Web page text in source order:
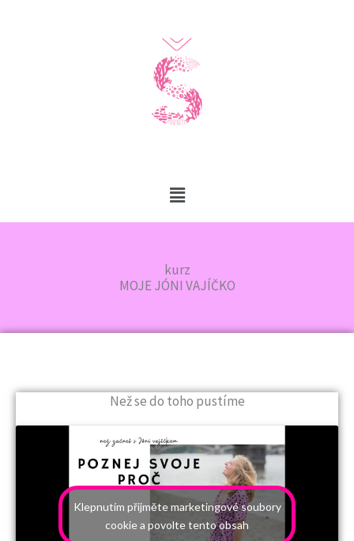
Main
kurz
MOJE JÓNI VAJÍČKO
Než se do toho pustíme
Klepnutím přijměte marketingové soubory
cookie a povolte tento obsah